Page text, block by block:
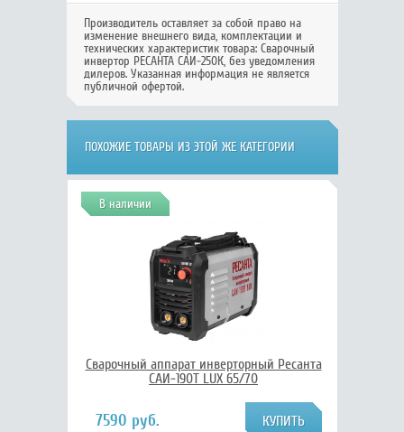
Производитель оставляет за собой право на
изменение внешнего вида, комплектации и
технических характеристик товара:Сварочный
инвертор РЕСАНТА САИ-250К, без уведомления
дилеров. Указанная информация не является
публичной офертой.
ПОХОЖИЕ ТОВАРЫ ИЗ ЭТОЙ ЖЕ КАТЕГОРИИ
В наличии
Сварочный аппарат инверторный Ресанта
САИ-190Т LUX 65/70
7590 руб.